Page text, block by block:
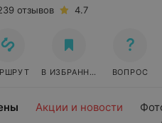
Акции и новости
отзывов 4.7
В ИЗБРАННОЕ ВОПРОС